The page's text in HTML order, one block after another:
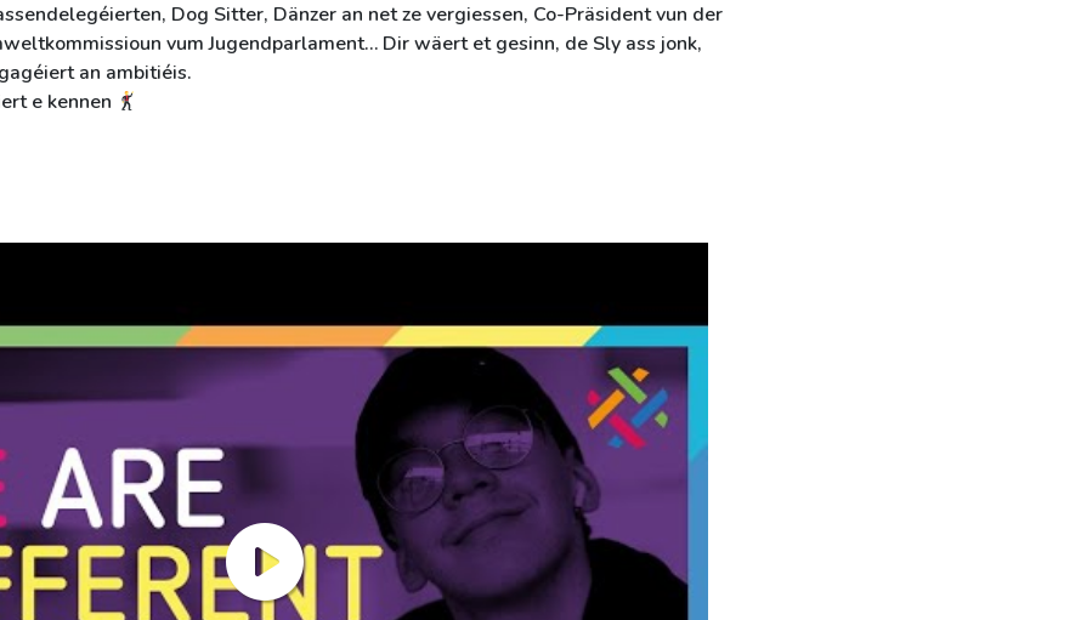
Dog Sitter, Dänzer an net ze vergiessen, Co-Präsident vun der
vum Jugendparlament… Dir wäert et gesinn, de Sly ass jonk,
an ambitiéis.
e kennen